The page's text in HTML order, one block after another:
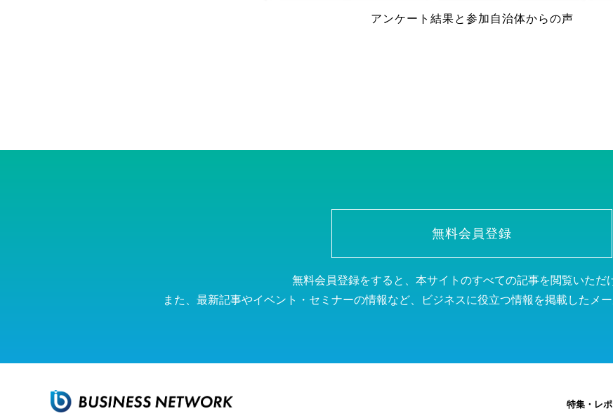
アンケート結果と参加自治体からの声
無料会員登録
無料会員登録をすると、本サイトのすべての記事を閲覧いただ
また、最新記事やイベント・セミナーの情報など、ビジネスに役立つ情報を掲載したメ
特集・レ